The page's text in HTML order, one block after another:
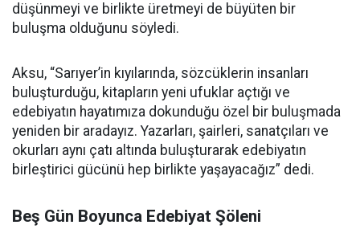
düşünmeyi ve birlikte üretmeyi de büyüten bir
buluşma olduğunu söyledi.
Aksu, “Sarıyer’in kıyılarında, sözcüklerin insanları
buluşturduğu, kitapların yeni ufuklar açtığı ve
edebiyatın hayatımıza dokunduğu özel bir buluşmada
yeniden bir aradayız. Yazarları, şairleri, sanatçıları ve
okurları aynı çatı altında buluşturarak edebiyatın
birleştirici gücünü hep birlikte yaşayacağız” dedi.
Beş Gün Boyunca Edebiyat Şöleni